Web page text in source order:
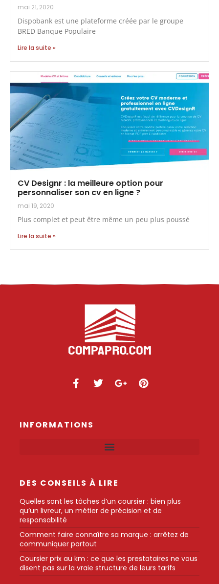
mai 21, 2020
Dispobank est une plateforme créée par le groupe
BRED Banque Populaire
Lire la suite »
CV Designr : la meilleure option pour
personnaliser son cv en ligne ?
mai 19, 2020
Plus complet et peut être même un peu plus poussé
Lire la suite »
INFORMATIONS
DES CONSEILS À LIRE
Quelles sont les tâches d’un coursier : bien plus
qu’un livreur, un métier de précision et de
responsabilité
Comment faire connaître sa marque : arrêtez de
communiquer partout
Coursier prix au km : ce que les prestataires ne vous
disent pas sur la vraie structure de leurs tarifs